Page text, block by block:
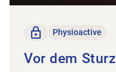
Nur für Mitglieder
Physioactive
Vor dem Sturz